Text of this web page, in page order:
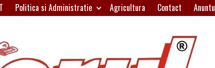
Politica si Administratie Agricultura Contact